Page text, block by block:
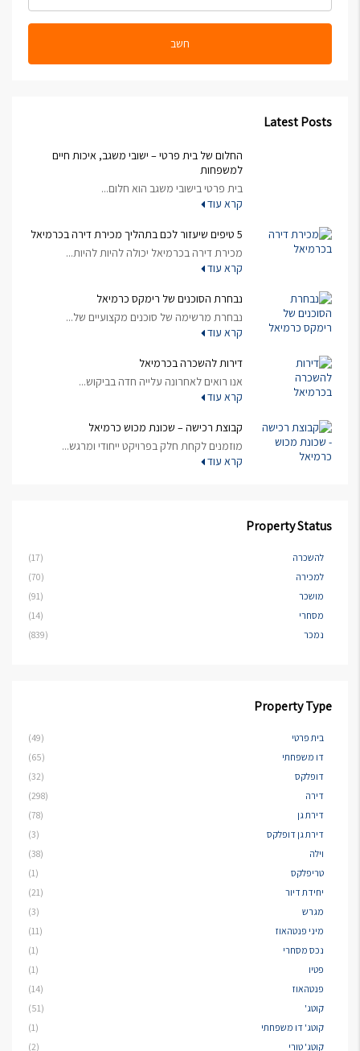
חשב
Latest Posts
החלום של בית פרטי – ישובי משגב, איכות חיים
למשפחות
בית פרטי בישובי משגב הוא חלום...
קרא עוד
5 טיפים שיעזור לכם בתהליך מכירת דירה בכרמיאל
מכירת דירה בכרמיאל יכולה להיות להיות...
קרא עוד
נבחרת הסוכנים של רימקס כרמיאל
נבחרת מרשימה של סוכנים מקצועיים של...
קרא עוד
דירות להשכרה בכרמיאל
אנו רואים לאחרונה עלייה חדה בביקוש...
קרא עוד
קבוצת רכישה – שכונת מכוש כרמיאל
מוזמנים לקחת חלק בפרויקט ייחודי ומרגש...
קרא עוד
Property Status
להשכרה
(17)
למכירה
(70)
מושכר
(91)
מסחרי
(14)
נמכר
(839)
Property Type
בית פרטי
(49)
דו משפחתי
(65)
דופלקס
(32)
דירה
(298)
דירת גן
(78)
דירת גן דופלקס
(3)
וילה
(38)
טריפלקס
(1)
יחידת דיור
(21)
מגרש
(3)
מיני פנטהאוז
(11)
נכס מסחרי
(1)
פטיו
(1)
פנטהאוז
(14)
קוטג'
(51)
קוטג' דו משפחתי
(1)
קוטג' טורי
(2)